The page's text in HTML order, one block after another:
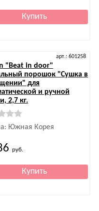
арт.: 601258
"Beat in door"
порошок "Сушка в
для
и ручной
2,7 кг.
Южная Корея
руб.